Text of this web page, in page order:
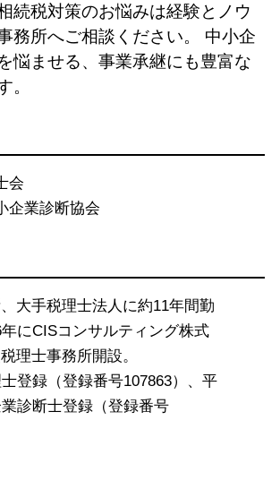
続税対策のお悩みは経験とノウ
務所へご相談ください。
中小企
悩ませる、事業承継にも豊富な
。
会
企業診断協会
大手税理士法人に約11年間勤
にCISコンサルティング株式
理士事務所開設。
登録（登録番号107863）、平
診断士登録（登録番号